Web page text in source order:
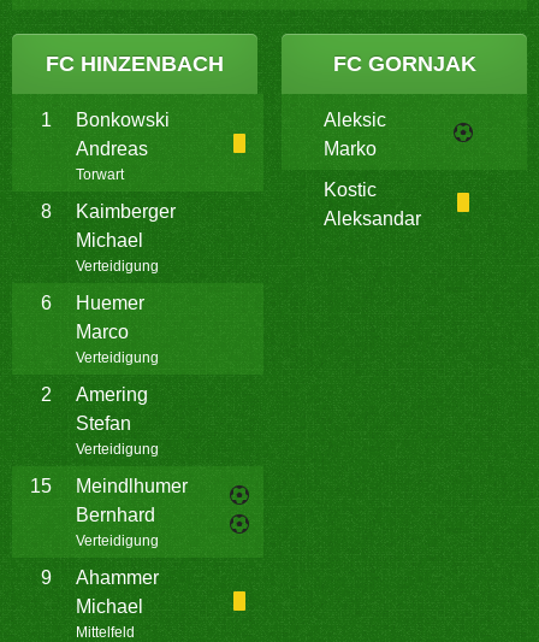
FC HINZENBACH
1
Bonkowski
Andreas
Torwart
8
Kaimberger
Michael
Verteidigung
6
Huemer
Marco
Verteidigung
2
Amering
Stefan
Verteidigung
15
Meindlhumer
Bernhard
Verteidigung
9
Ahammer
Michael
Mittelfeld
FC GORNJAK
Aleksic
Marko
Kostic
Aleksandar